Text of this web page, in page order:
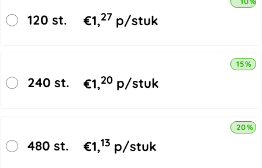
120 st. €1,27 p/stuk
240 st. €1,20 p/stuk
15%
480 st. €1,13 p/stuk
20%